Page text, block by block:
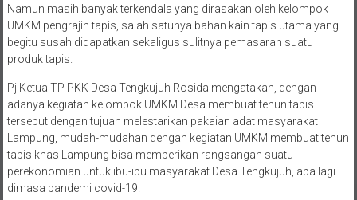
Namun masih banyak terkendala yang dirasakan oleh kelompok
UMKM pengrajin tapis, salah satunya bahan kain tapis utama yang
begitu susah didapatkan sekaligus sulitnya pemasaran suatu
produk tapis.
Pj Ketua TP PKK Desa Tengkujuh Rosida mengatakan, dengan
adanya kegiatan kelompok UMKM Desa membuat tenun tapis
tersebut dengan tujuan melestarikan pakaian adat masyarakat
Lampung, mudah-mudahan dengan kegiatan UMKM membuat tenun
tapis khas Lampung bisa memberikan rangsangan suatu
perekonomian untuk ibu-ibu masyarakat Desa Tengkujuh, apa lagi
dimasa pandemi covid-19.